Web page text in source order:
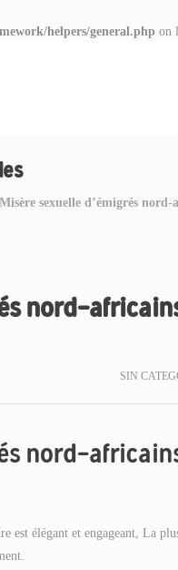
helpers/general.php on
sexuelle d’émigrés
nord-
SIN
nord-
est élégant et engageant, La